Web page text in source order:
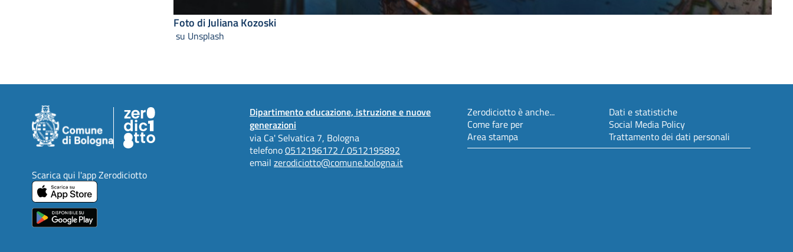
Foto di Juliana Kozoski
su Unsplash
Dipartimento educazione, istruzione e nuove
generazioni
via Ca' Selvatica 7, Bologna
telefono0512196172 / 0512195892
email zerodiciotto@comune.bologna.it
Zerodiciotto è anche...
Come fare per
Area stampa
Dati e statistiche
Social Media Policy
Trattamento dei dati personali
Scarica qui l'app Zerodiciotto